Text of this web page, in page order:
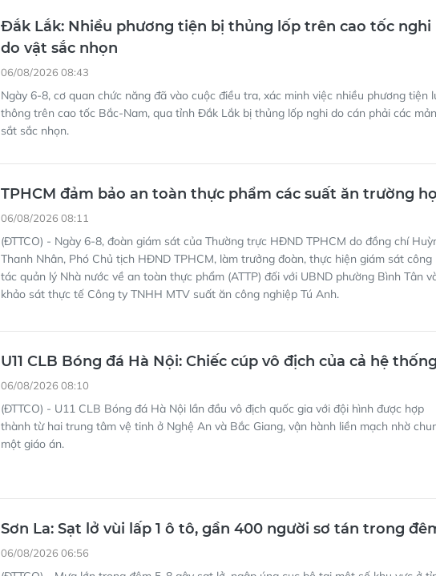
Đắk Lắk: Nhiều phương tiện bị thủng lốp trên cao tốc nghi
do vật sắc nhọn
Ngày 6-8, cơ quan chức năng đã vào cuộc điều tra, xác minh việc nhiều phương tiện
thông trên cao tốc Bắc-Nam, qua tỉnh Đắk Lắk bị thủng lốp nghi do cán phải các
sắt sắc nhọn.
TPHCM đảm bảo an toàn thực phẩm các suất ăn trường học
(ĐTTCO) - Ngày 6-8, đoàn giám sát của Thường trực HĐND TPHCM do đồng chí
Thanh Nhân, Phó Chủ tịch HĐND TPHCM, làm trưởng đoàn, thực hiện giám sát công
tác quản lý Nhà nước về an toàn thực phẩm (ATTP) đối với UBND phường Bình Tân và
khảo sát thực tế Công ty TNHH MTV suất ăn công nghiệp Tú Anh.
U11 CLB Bóng đá Hà Nội: Chiếc cúp vô địch của cả hệ thống
(ĐTTCO) - U11 CLB Bóng đá Hà Nội lần đầu vô địch quốc gia với đội hình được hợp
thành từ hai trung tâm vệ tinh ở Nghệ An và Bắc Giang, vận hành liền mạch nhờ
một giáo án.
Sơn La: Sạt lở vùi lấp 1 ô tô, gần 400 người sơ tán trong đêm
(ĐTTCO) - Mưa lớn trong đêm 5-8 gây sạt lở, ngập úng cục bộ tại một số khu vực ở